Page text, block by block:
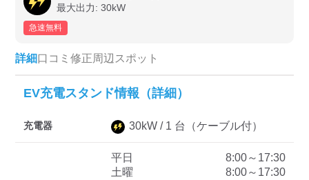
急速充電器のみ表示
高速道路上のみ表示
認証システム
最大出力: 30kW
急速無料
詳細口コミ 修正周辺スポット
EV充電スタンド情報（詳細）
充電器 30kW / 1 台 （ケーブル付）
平日
8:00～17:30
土曜
8:00～17:30